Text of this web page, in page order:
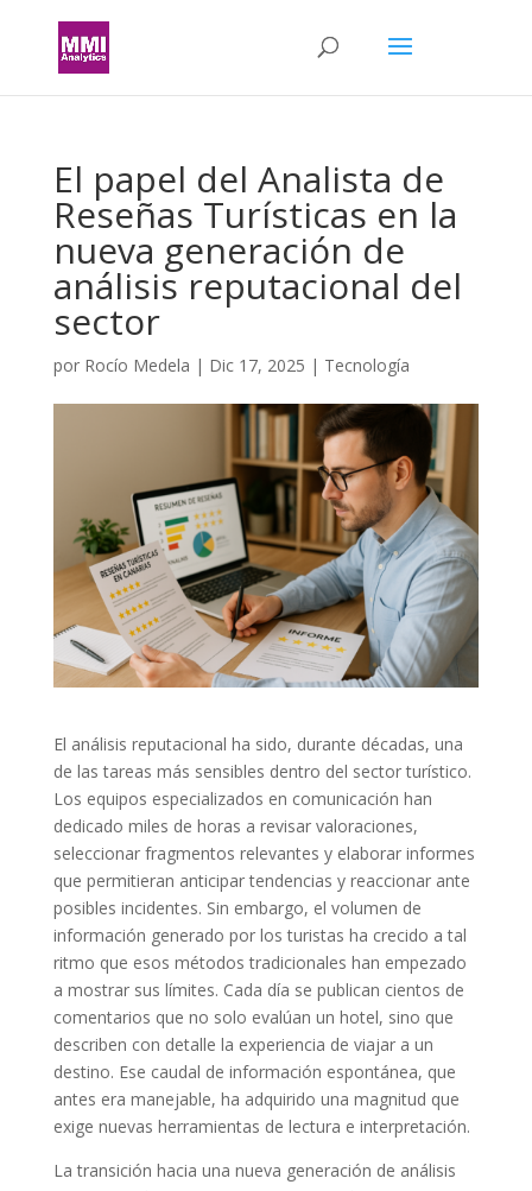
El papel del Analista de
Reseñas Turísticas en la
nueva generación de
análisis reputacional del
sector
por Rocío Medela | Dic 17, 2025 | Tecnología
El análisis reputacional ha sido, durante décadas, una
de las tareas más sensibles dentro del sector turístico.
Los equipos especializados en comunicación han
dedicado miles de horas a revisar valoraciones,
seleccionar fragmentos relevantes y elaborar informes
que permitieran anticipar tendencias y reaccionar ante
posibles incidentes. Sin embargo, el volumen de
información generado por los turistas ha crecido a tal
ritmo que esos métodos tradicionales han empezado
a mostrar sus límites. Cada día se publican cientos de
comentarios que no solo evalúan un hotel, sino que
describen con detalle la experiencia de viajar a un
destino. Ese caudal de información espontánea, que
antes era manejable, ha adquirido una magnitud que
exige nuevas herramientas de lectura e interpretación.
La transición hacia una nueva generación de análisis